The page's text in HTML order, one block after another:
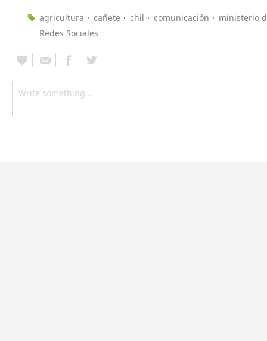
agricultura cañete chil comunicación
ministerio
Redes Sociales